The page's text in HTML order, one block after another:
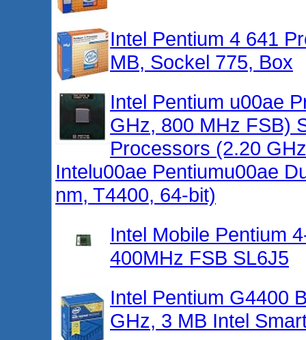
Intel Pentium 4 641
MB, Sockel 775, Box
Intel Pentium u00ae
GHz, 800 MHz FSB)
Processors (2.20
Intelu00ae Pentiumu00ae
nm, T4400, 64-bit)
Intel Mobile Pentium
400MHz FSB SL6J5
Intel Pentium G4400
GHz, 3 MB Intel